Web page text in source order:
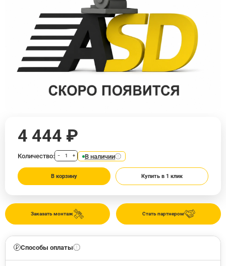
Стать партнером
Заказать монтаж
4 444 ₽
Количество: − + В наличии
В корзину Купить в 1 клик
Способы оплаты